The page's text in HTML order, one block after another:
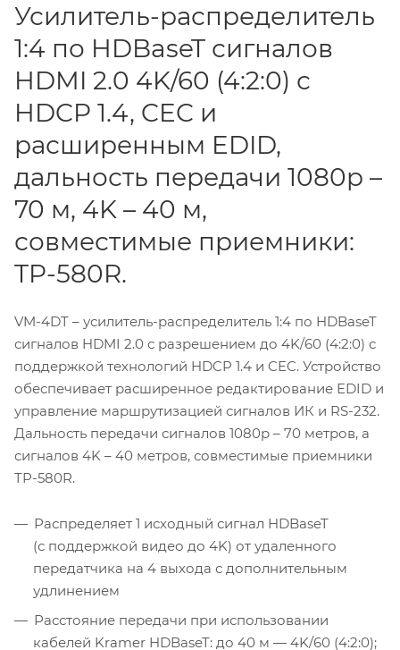
Усилитель-распределитель
1:4 по HDBaseT сигналов
HDMI 2.0 4K/60 (4:2:0) с
HDCP 1.4, CEC и
расширенным EDID,
дальность передачи 1080p –
70 м, 4K – 40 м,
совместимые приемники:
TP-580R.
VM-4DT – усилитель-распределитель 1:4 по HDBaseT
сигналов HDMI 2.0 с разрешением до 4K/60 (4:2:0) с
поддержкой технологий HDCP 1.4 и CEC. Устройство
обеспечивает расширенное редактирование EDID и
управление маршрутизацией сигналов ИК и RS-232.
Дальность передачи сигналов 1080p – 70 метров, а
сигналов 4K – 40 метров, совместимые приемники
TP-580R.
Распределяет 1 исходный сигнал HDBaseT
(с поддержкой видео до 4K) от удаленного
передатчика на 4 выхода с дополнительным
удлинением
Расстояние передачи при использовании
кабелей Kramer HDBaseT: до 40 м — 4K/60 (4:2:0);